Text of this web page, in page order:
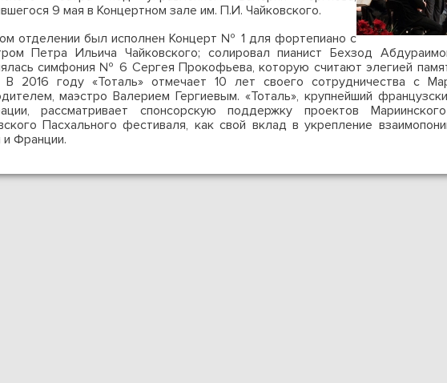
9 мая в Концертном зале им. П.И. Чайковского.
отделении был исполнен Концерт № 1 для фортепиано с
Петра Ильича Чайковского; солировал пианист Бехзод
симфония № 6 Сергея Прокофьева, которую считают элегией
В 2016 году «Тоталь» отмечает 10 лет своего сотрудничества с
маэстро Валерием Гергиевым. «Тоталь», крупнейший
рассматривает спонсорскую поддержку проектов
Пасхального фестиваля, как свой вклад в укрепление
и Франции.